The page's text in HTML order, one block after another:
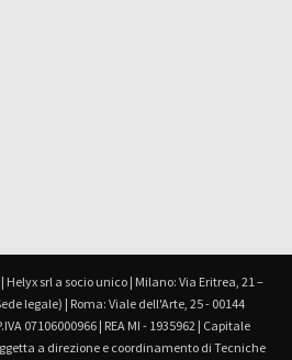
srl a socio unico | Milano: Via Eritrea, 21 –
legale) | Roma: Viale dell'Arte, 25 - 00144
07106000966 | REA MI - 1935962 | Capitale
a direzione e coordinamento di Tecniche